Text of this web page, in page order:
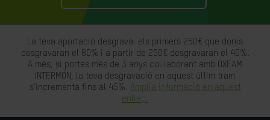
La teva aportació desgrava: els primers 250€ que donis
desgravaran el 80% i a partir de 250€ desgravaran el 40%.
A més, si portes més de 3 anys col·laborant amb OXFAM
INTERMÓN, la teva desgravació en aquest últim tram
s'incrementa fins al 45%. Amplia informació en aquest
enllaç.